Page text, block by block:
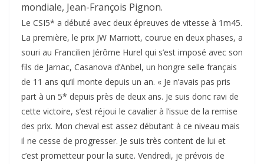
mondiale, Jean-François Pignon.
Le CSI5* a débuté avec deux épreuves de vitesse à 1m45.
La première, le prix JW Marriott, courue en deux phases, a
souri au Francilien Jérôme Hurel qui s’est imposé avec son
fils de Jarnac, Casanova d’Anbel, un hongre selle français
de 11 ans qu’il monte depuis un an. « Je n’avais pas pris
part à un 5* depuis près de deux ans. Je suis donc ravi de
cette victoire, s’est réjoui le cavalier à l’issue de la remise
des prix. Mon cheval est assez débutant à ce niveau mais
il ne cesse de progresser. Je suis très content de lui et
c’est prometteur pour la suite. Vendredi, je prévois de